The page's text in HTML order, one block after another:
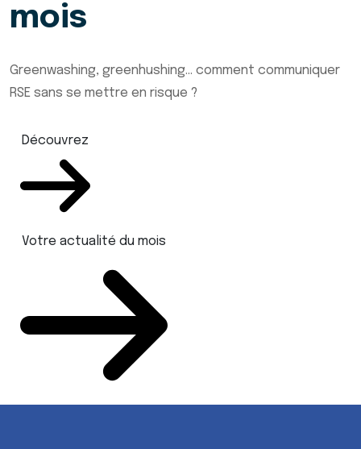
mois
Greenwashing, greenhushing… comment communiquer
RSE sans se mettre en risque ?
Découvrez
Votre actualité du mois